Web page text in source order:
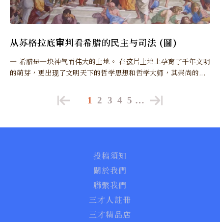
从苏格拉底审判看希腊的民主与司法 (圖)
一 希腊是一块神气而伟大的土地。 在这片土地上孕育了千年文明
的萌芽，更出现了文明天下的哲学思想和哲学大师，其崇尚的...
1 2 3 4 5 …
投稿須知
關於我們
聯繫我們
三才人註冊
三才精品店